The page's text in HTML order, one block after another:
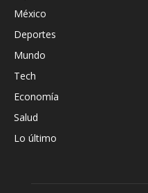
México
Deportes
Mundo
Tech
Economía
Salud
Lo último